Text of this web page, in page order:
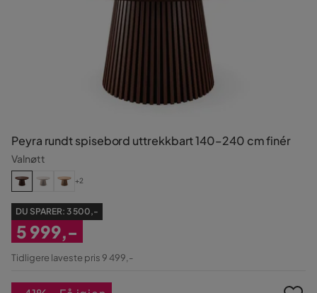
Peyra rundt spisebord uttrekkbart 140–240 cm finér
Valnøtt
+2
DU SPARER: 3 500,-
Nedsatt
5 999,-
Tidligere laveste pris 9 499,-